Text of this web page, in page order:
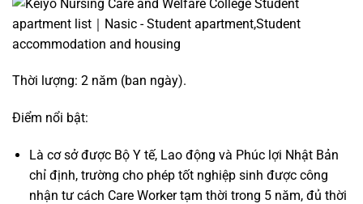
Thời lượng: 2 năm (ban ngày).
Điểm nổi bật:
Là cơ sở được Bộ Y tế, Lao động và Phúc lợi Nhật Bản
chỉ định, trường cho phép tốt nghiệp sinh được công
nhận tư cách Care Worker tạm thời trong 5 năm, đủ thời